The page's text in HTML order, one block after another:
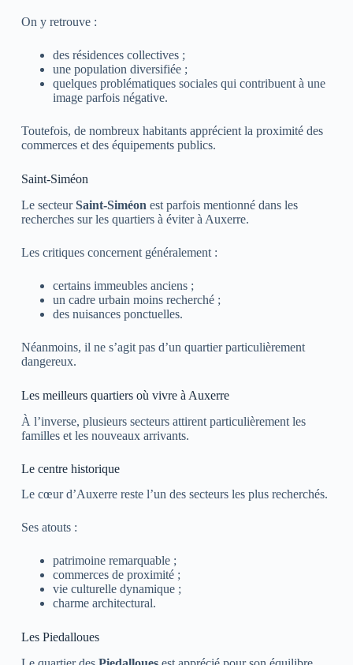
On y retrouve :
des résidences collectives ;
une population diversifiée ;
quelques problématiques sociales qui contribuent à une
image parfois négative.
Toutefois, de nombreux habitants apprécient la proximité des
commerces et des équipements publics.
Saint-Siméon
Le secteurSaint-Siméon est parfois mentionné dans les
recherches sur les quartiers à éviter à Auxerre.
Les critiques concernent généralement :
certains immeubles anciens ;
un cadre urbain moins recherché ;
des nuisances ponctuelles.
Néanmoins, il ne s’agit pas d’un quartier particulièrement
dangereux.
Les meilleurs quartiers où vivre à Auxerre
À l’inverse, plusieurs secteurs attirent particulièrement les
familles et les nouveaux arrivants.
Le centre historique
Le cœur d’Auxerrereste l’un des secteurs les plus recherchés.
Ses atouts :
patrimoine remarquable ;
commerces de proximité ;
vie culturelle dynamique ;
charme architectural.
Les Piedalloues